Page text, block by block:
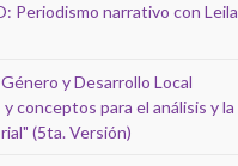
Periodismo narrativo con Leila
y Desarrollo Local
conceptos para el análisis y la
(5ta. Versión)